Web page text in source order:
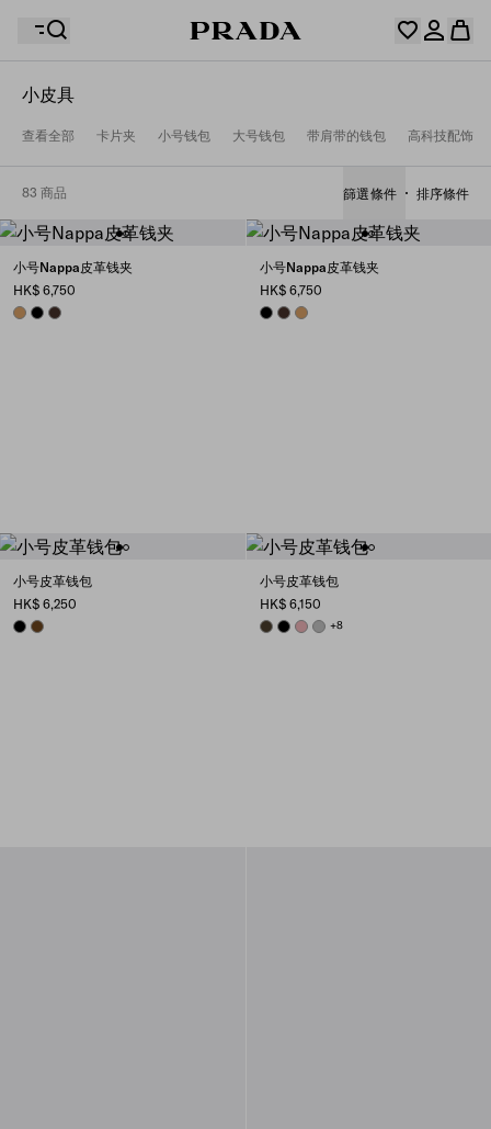
您的購物袋是空的
您的購物袋是空的
登入或註冊個人帳戶。
你的願望清單是空的。探索收藏，保存您最喜歡的物品並
小皮具
查看全部 卡片夹 小号钱包 大号钱包 带肩带的钱包 高科技配饰
83 商品 篩選條件 排序條件
小号Nappa皮革钱夹
HK$ 6,750
CARAMEL
BLACKSIENNA
小号Nappa皮革钱夹
HK$ 6,750
BLACKSIENNACARAMEL
小号皮革钱包
HK$ 6,250
BLACKCHESTNUT BROWN
小号皮革钱包
HK$ 6,150
FOREST
BLACKROSY BLUSH
DARK GREY
+8